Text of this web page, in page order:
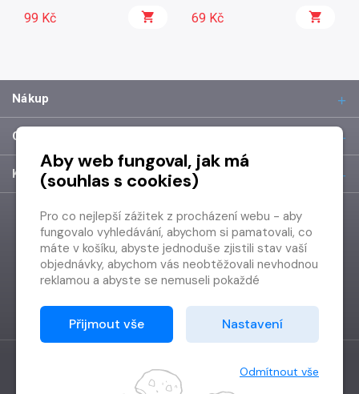
99 Kč 69 Kč
Nákup
O společnosti
Kontakt
Vytvořilo Grand IT s.r.o.
Aby web fungoval, jak má
(souhlas s cookies)
Pro co nejlepší zážitek z procházení webu - aby
fungovalo vyhledávání, abychom si pamatovali, co
máte v košíku, abyste jednoduše zjistili stav vaší
objednávky, abychom vás neobtěžovali nevhodnou
reklamou a abyste se nemuseli pokaždé
Proto od vás potřebujeme souhlas se
zpracováním souborů cookies
Děkujeme, že nám ho dáte a pomůžete nám tak
Přijmout vše Nastavení
Odmítnout vše